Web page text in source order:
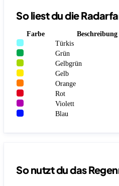
So liest du die
Farbe Beschreibung
Türkis
Grün
Gelbgrün
Gelb
Orange
Rot
Violett
Blau
So nutzt du das